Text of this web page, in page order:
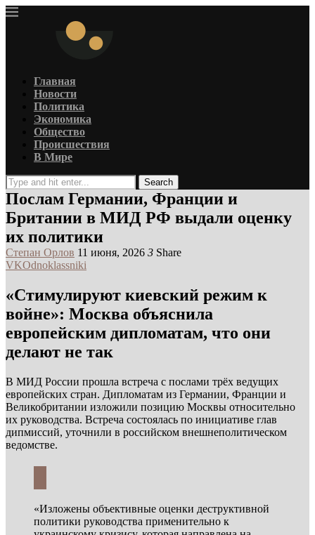
Главная
Новости
Политика
Экономика
Общество
Происшествия
В Мире
Search
Послам Германии, Франции и
Британии в МИД РФ выдали оценку
их политики
Степан Орлов 11 июня, 2026 3 Share
VKOdnoklassniki
«Стимулируют киевский режим к
войне»: Москва объяснила
европейским дипломатам, что они
делают не так
В МИД России прошла встреча с послами трёх ведущих
европейских стран. Дипломатам из Германии, Франции и
Великобритании изложили позицию Москвы относительно
их руководства. Встреча состоялась по инициативе глав
дипмиссий, уточнили в российском внешнеполитическом
ведомстве.
«Изложены объективные оценки деструктивной
политики руководства применительно к